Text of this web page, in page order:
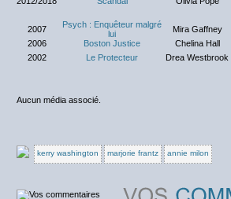
2007
Psych : Enquêteur malgré
lui
Mira Gaffney
2006
Boston Justice Chelina Hall
2002
Le Protecteur Drea Westbrook
Aucun média associé.
kerry washington marjorie frantz annie milon